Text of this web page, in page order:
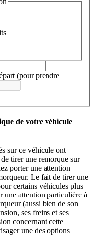
(pour prendre
de votre véhicule
sur ce véhicule ont
tirer une remorque sur
porter une attention
Le fait de tirer une
certains véhicules plus
une attention particulière à
(aussi bien de son
ses freins et ses
concernant cette
une des options